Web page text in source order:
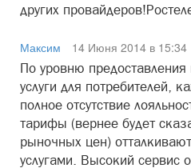
других
Максим
14 Июня 2014 в 15:34
По уровню предоставления
услуги для потребителей,
полное отсутствие
тарифы (вернее будет
рыночных цен)
услугами. Высокий сервис